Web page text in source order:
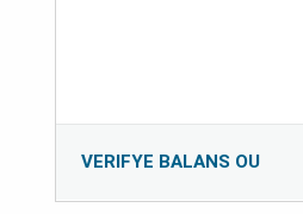
VERIFYE BALANS OU